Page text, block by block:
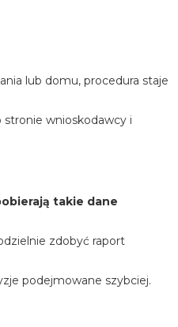
lub domu, procedura staje
wnioskodawcy i
takie dane
zdobyć raport
podejmowane szybciej.